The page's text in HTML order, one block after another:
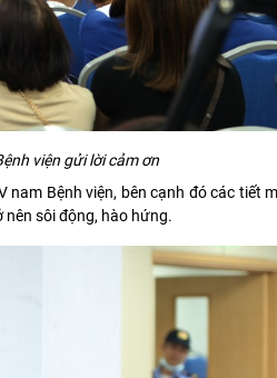
viện gửi lời cảm ơn
Bệnh viện, bên cạnh đó các tiết
sôi động, hào hứng.